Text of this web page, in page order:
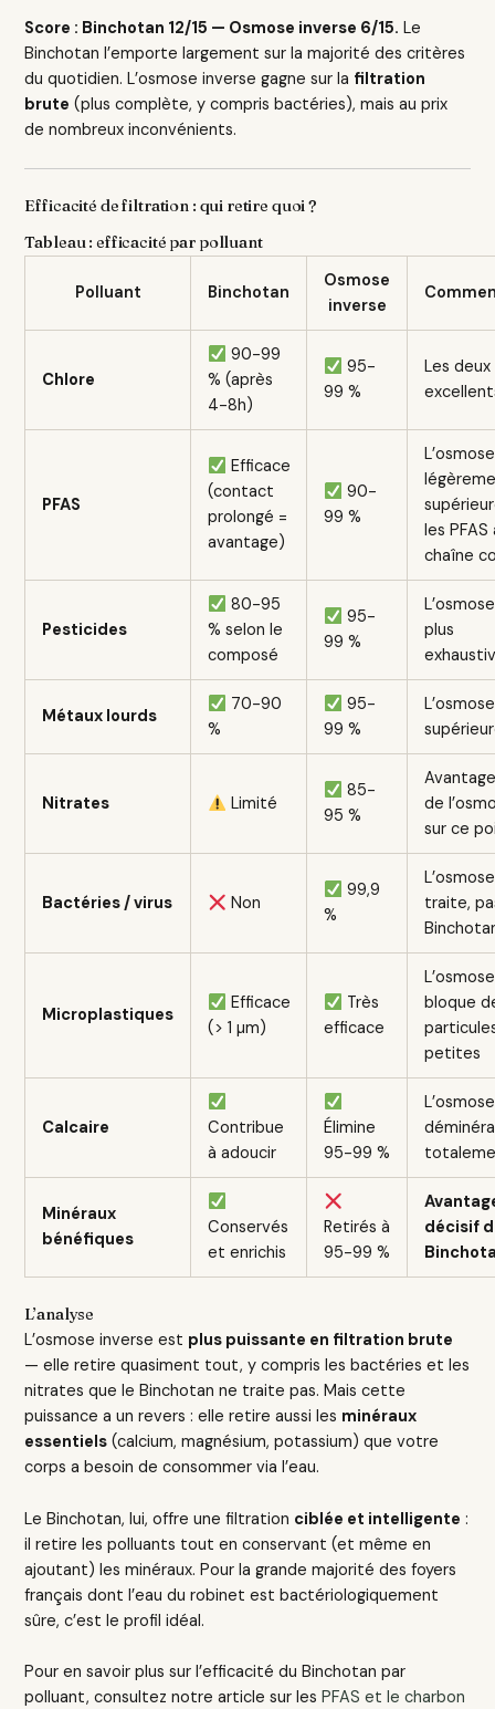
Score : Binchotan 12/15 — Osmose inverse 6/15. Le
Binchotan l’emporte largement sur la majorité des critères
du quotidien. L’osmose inverse gagne sur la filtration
brute (plus complète, y compris bactéries), mais au prix
de nombreux inconvénients.
Efficacité de filtration : qui retire quoi ?
Tableau : efficacité par polluant
Polluant Binchotan
Osmose
inverse
Chlore
90-99
% (après
4-8h)
95-
99 %
Les
PFAS
Efficace
(contact
prolongé =
avantage)
90-
99 %
les PFAS
chaîne
Pesticides
80-95
% selon le
composé
95-
99 %
plus
Métaux lourds
70-90
%
95-
99 %
Nitrates Limité
85-
95 %
de
sur ce
Bactéries / virus Non
99,9
%
L’osmose
traite,
Microplastiques
Efficace
(> 1 µm)
Très
efficace
L’osmose
bloque
petites
Calcaire
Contribue
à adoucir
Élimine
95-99 %
L’osmose
Minéraux
bénéfiques
Conservés
et enrichis
Retirés à
95-99 %
décisif
L’analyse
L’osmose inverse est plus puissante en filtration brute
— elle retire quasiment tout, y compris les bactéries et les
nitrates que le Binchotan ne traite pas. Mais cette
puissance a un revers : elle retire aussi les minéraux
essentiels (calcium, magnésium, potassium) que votre
corps a besoin de consommer via l’eau.
Le Binchotan, lui, offre une filtration ciblée et intelligente :
il retire les polluants tout en conservant (et même en
ajoutant) les minéraux. Pour la grande majorité des foyers
français dont l’eau du robinet est bactériologiquement
sûre, c’est le profil idéal.
Pour en savoir plus sur l’efficacité du Binchotan par
polluant, consultez notre article sur lesPFAS et le charbon